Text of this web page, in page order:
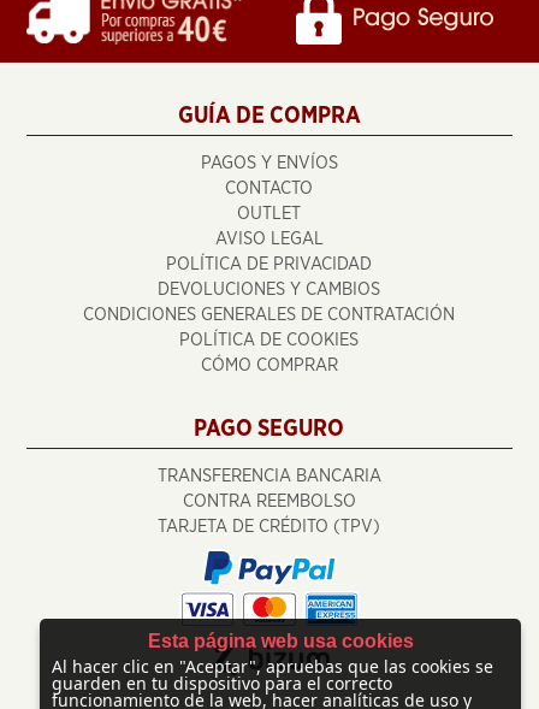
GUÍA DE COMPRA
PAGOS Y ENVÍOS
CONTACTO
OUTLET
AVISO LEGAL
POLÍTICA DE PRIVACIDAD
DEVOLUCIONES Y CAMBIOS
CONDICIONES GENERALES DE CONTRATACIÓN
POLÍTICA DE COOKIES
CÓMO COMPRAR
PAGO SEGURO
TRANSFERENCIA BANCARIA
CONTRA REEMBOLSO
TARJETA DE CRÉDITO (TPV)
Esta página web usa cookies
Al hacer clic en "Aceptar", apruebas que las cookies se
guarden en tu dispositivo para el correcto
funcionamiento de la web, hacer analíticas de uso y